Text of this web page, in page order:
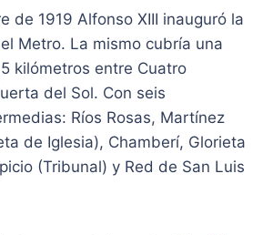
de 1919 Alfonso XIII inauguró la
Metro. La mismo cubría una
kilómetros entre Cuatro
del Sol. Con seis
Ríos Rosas, Martínez
de Iglesia), Chamberí, Glorieta
(Tribunal) y Red de San Luis